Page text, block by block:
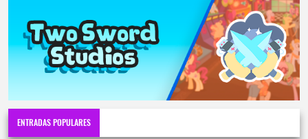
ENTRADAS POPULARES